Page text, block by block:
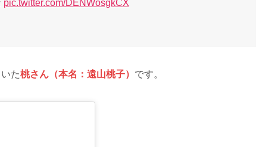
pic.twitter.com/DENWosgkCX
た桃さん（本名：遠山桃子） です。